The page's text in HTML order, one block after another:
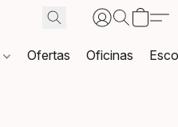
Ofertas Oficinas